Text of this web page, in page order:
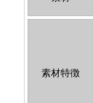
素材特徴